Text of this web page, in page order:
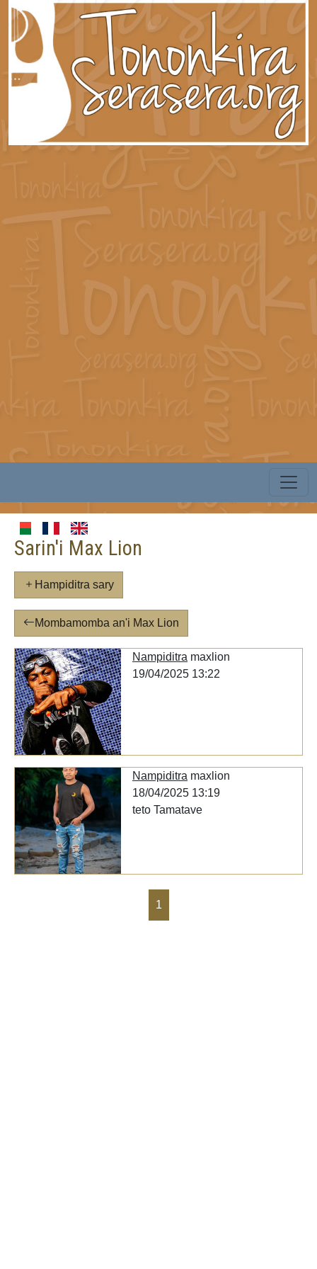
Sarin'i Max Lion
Hampiditra sary
Mombamomba an'i Max Lion
Nampiditra maxlion
19/04/2025 13:22
Nampiditra maxlion
18/04/2025 13:19
teto Tamatave
1